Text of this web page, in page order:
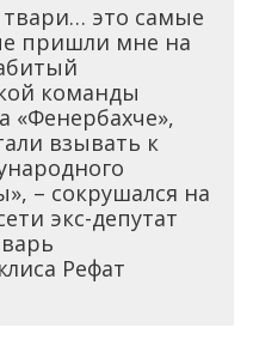
это самые
пришли мне на
команды
«Фенербахче»,
взывать к
– сокрушался на
экс-депутат
Рефат